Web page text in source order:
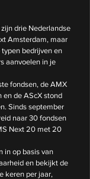
drie Nederlandse
Amsterdam, maar
bedrijven en
aanvoelen in je
fondsen, de AMX
en de AScX stond
Sinds september
naar 30 fondsen
Next 20 met 20
in op basis van
en bekijkt de
keren per jaar,